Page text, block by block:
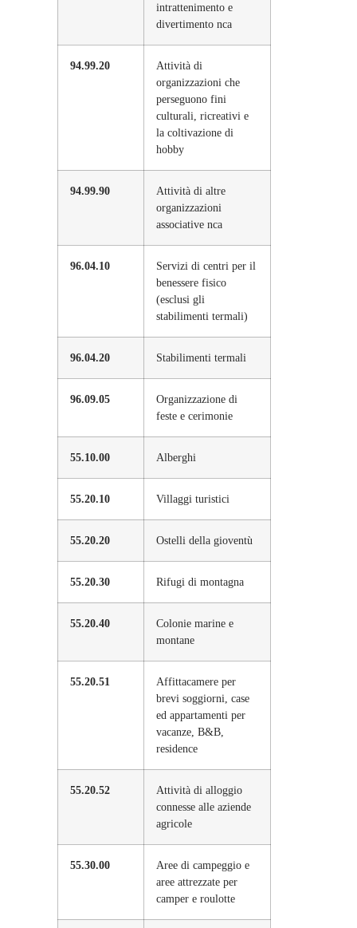
intrattenimento e
divertimento nca
94.99.20
Attività di
organizzazioni che
perseguono fini
culturali, ricreativi e
la coltivazione di
hobby
94.99.90
Attività di altre
organizzazioni
associative nca
96.04.10
Servizi di centri per il
benessere fisico
(esclusi gli
stabilimenti termali)
96.04.20 Stabilimenti termali
96.09.05
Organizzazione di
feste e cerimonie
55.10.00 Alberghi
55.20.10 Villaggi turistici
55.20.20 Ostelli della gioventù
55.20.30 Rifugi di montagna
55.20.40
Colonie marine e
montane
55.20.51
Affittacamere per
brevi soggiorni, case
ed appartamenti per
vacanze, B&B,
residence
55.20.52
Attività di alloggio
connesse alle aziende
agricole
55.30.00
Aree di campeggio e
aree attrezzate per
camper e roulotte